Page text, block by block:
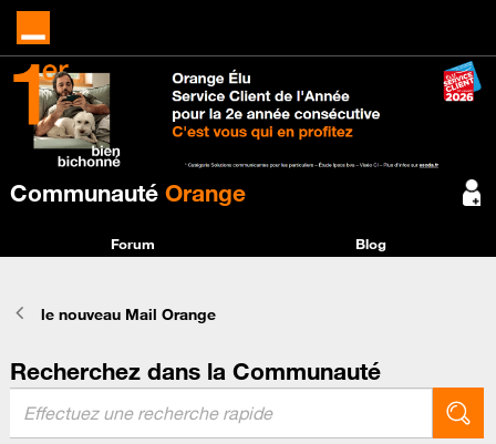
Communauté Orange
Forum Blog
le nouveau Mail Orange
Recherchez dans la Communauté